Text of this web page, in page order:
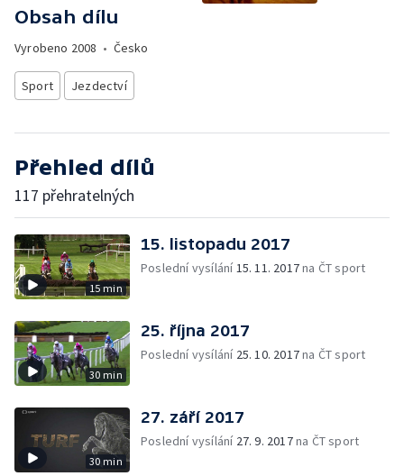
Obsah dílu
Vyrobeno 2008 • Česko
Sport Jezdectví
Přehled dílů
117 přehratelných
15 min
15. listopadu 2017
Poslední vysílání15. 11. 2017na ČT sport
30 min
25. října 2017
Poslední vysílání 25. 10. 2017na ČT sport
30 min
27. září 2017
Poslední vysílání 27. 9. 2017na ČT sport